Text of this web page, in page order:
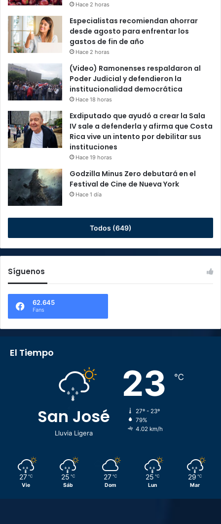
Hace 2 horas
Especialistas recomiendan ahorrar
desde agosto para enfrentar los
gastos de fin de año
Hace 2 horas
(Video) Ramonenses respaldaron al
Poder Judicial y defendieron la
institucionalidad democrática
Hace 18 horas
Exdiputado que ayudó a crear la Sala
IV sale a defenderla y afirma que Costa
Rica vive un intento por debilitar sus
instituciones
Hace 19 horas
Godzilla Minus Zero debutará en el
Festival de Cine de Nueva York
Hace 1 día
Todos (649)
Síguenos
62.645
Fans
El Tiempo
San José
Lluvia Ligera
23 ℃
27º - 23º
79%
4.02 km/h
27 ℃
Vie
25 ℃
Sáb
27 ℃
Dom
25 ℃
Lun
29 ℃
Mar